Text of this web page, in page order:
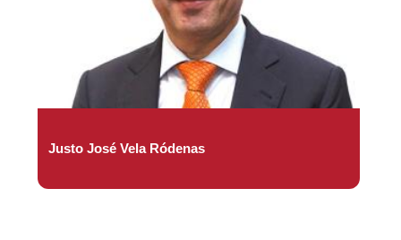
Justo José Vela Ródenas